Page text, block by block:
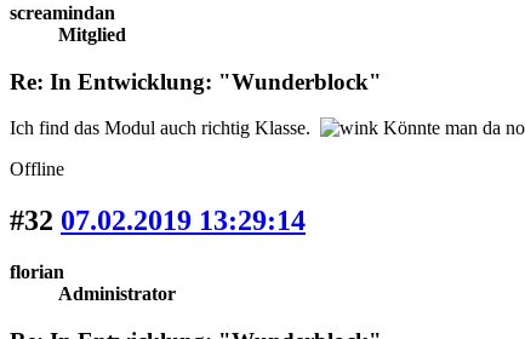
screamindan
Mitglied
Re: In Entwicklung: "Wunderblock"
Ich find das Modul auch richtig Klasse.
Könnte man da
Offline
#32 07.02.2019 13:29:14
florian
Administrator